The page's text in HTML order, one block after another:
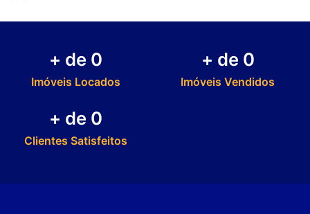
+ de 0
Imóveis Locados
+ de 0
Imóveis Vendidos
+ de 0
Clientes Satisfeitos